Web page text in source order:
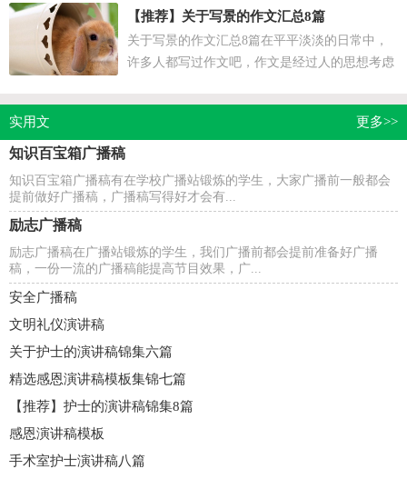
么，怎么去写作...
【推荐】 关于写景的作文汇总8篇
关于写景的作文汇总8篇在平平淡淡的日常中，
许多人都写过作文吧，作文是经过人的思想考虑
叙方法。你...
实用文 更多>>
知识百宝箱广播稿
知识百宝箱广播稿有在学校广播站锻炼的学生，大家广播前一般都会
提前做好广播稿，广播稿写得好才会有...
励志广播稿
励志广播稿在广播站锻炼的学生，我们广播前都会提前准备好广播
稿，一份一流的广播稿能提高节目效果，广...
安全广播稿
文明礼仪演讲稿
关于护士的演讲稿锦集六篇
精选感恩演讲稿模板集锦七篇
【推荐】护士的演讲稿锦集8篇
感恩演讲稿模板
手术室护士演讲稿八篇